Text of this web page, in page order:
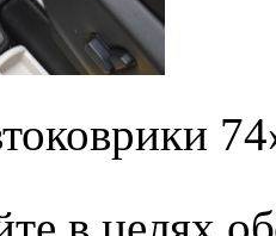
обработке
67